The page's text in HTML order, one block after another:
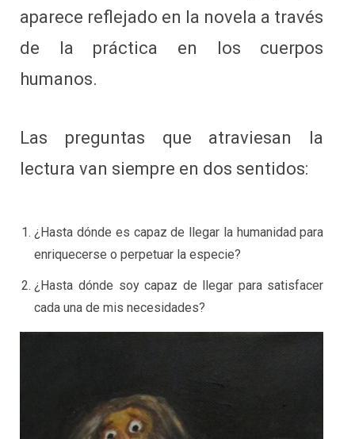
aparece reflejado en la novela a través
de la práctica en los cuerpos
humanos.
Las preguntas que atraviesan la
lectura van siempre en dos sentidos:
¿Hasta dónde es capaz de llegar la humanidad para
enriquecerse o perpetuar la especie?
¿Hasta dónde soy capaz de llegar para satisfacer
cada una de mis necesidades?